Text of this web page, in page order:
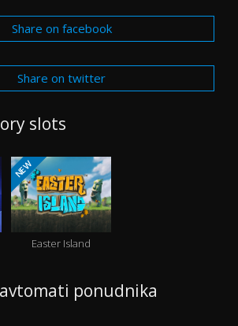
Share on facebook
Share on twitter
slots
NEW
Easter Island
ponudnika